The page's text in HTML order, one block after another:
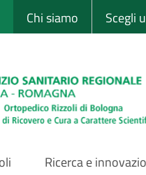
Chi siamo Scegli
Ricerca e